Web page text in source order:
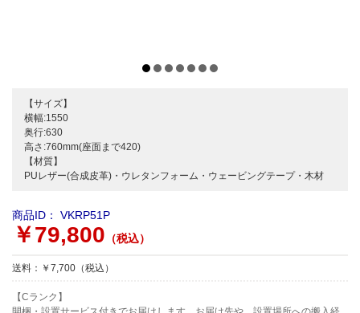
【サイズ】
横幅:1550
奥行:630
高さ:760mm(座面まで420)
【材質】
PUレザー(合成皮革)・ウレタンフォーム・ウェービングテープ・木材
商品ID： VKRP51P
￥79,800 （税込）
送料：￥7,700（税込）
【Cランク】